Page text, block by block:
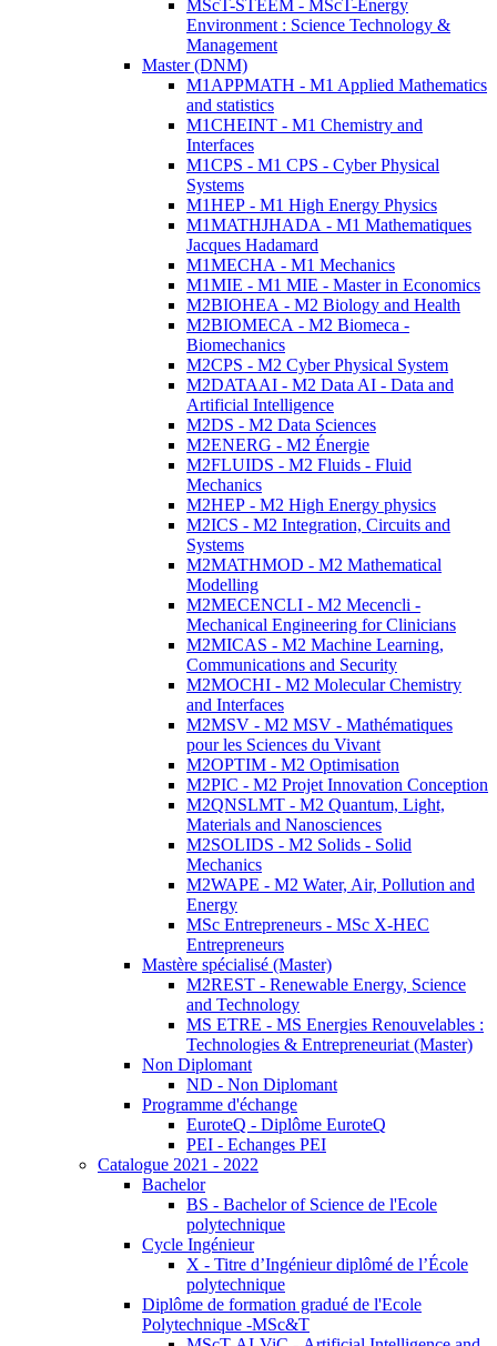
MScT-STEEM - MScT-Energy
Environment : Science Technology &
Management
Master (DNM)
M1APPMATH - M1 Applied Mathematics
and statistics
M1CHEINT - M1 Chemistry and
Interfaces
M1CPS - M1 CPS - Cyber Physical
Systems
M1HEP - M1 High Energy Physics
M1MATHJHADA - M1 Mathematiques
Jacques Hadamard
M1MECHA - M1 Mechanics
M1MIE - M1 MIE - Master in Economics
M2BIOHEA - M2 Biology and Health
M2BIOMECA - M2 Biomeca -
Biomechanics
M2CPS - M2 Cyber Physical System
M2DATAAI - M2 Data AI - Data and
Artificial Intelligence
M2DS - M2 Data Sciences
M2ENERG - M2 Énergie
M2FLUIDS - M2 Fluids - Fluid
Mechanics
M2HEP - M2 High Energy physics
M2ICS - M2 Integration, Circuits and
Systems
M2MATHMOD - M2 Mathematical
Modelling
M2MECENCLI - M2 Mecencli -
Mechanical Engineering for Clinicians
M2MICAS - M2 Machine Learning,
Communications and Security
M2MOCHI - M2 Molecular Chemistry
and Interfaces
M2MSV - M2 MSV - Mathématiques
pour les Sciences du Vivant
M2OPTIM - M2 Optimisation
M2PIC - M2 Projet Innovation Conception
M2QNSLMT - M2 Quantum, Light,
Materials and Nanosciences
M2SOLIDS - M2 Solids - Solid
Mechanics
M2WAPE - M2 Water, Air, Pollution and
Energy
MSc Entrepreneurs - MSc X-HEC
Entrepreneurs
Mastère spécialisé (Master)
M2REST - Renewable Energy, Science
and Technology
MS ETRE - MS Energies Renouvelables :
Technologies & Entrepreneuriat (Master)
Non Diplomant
ND - Non Diplomant
Programme d'échange
EuroteQ - Diplôme EuroteQ
PEI - Echanges PEI
Catalogue 2021 - 2022
Bachelor
BS - Bachelor of Science de l'Ecole
polytechnique
Cycle Ingénieur
X - Titre d’Ingénieur diplômé de l’École
polytechnique
Diplôme de formation gradué de l'Ecole
Polytechnique -MSc&T